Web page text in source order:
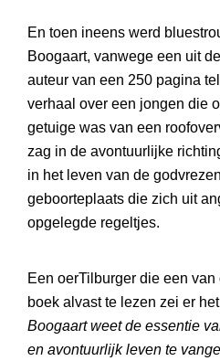
En toen ineens werd
Boogaart, vanwege een uit
auteur van een 250 pagina
verhaal over een jongen die
getuige was van een
zag in de avontuurlijke
in het leven van de
geboorteplaats die zich uit
opgelegde regeltjes.
Een oerTilburger die een
boek alvast te lezen zei er
Boogaart weet de essentie
en avontuurlijk leven te